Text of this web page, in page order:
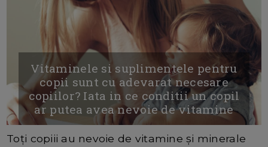
Vitaminele si suplimentele pentru
copii sunt cu adevarat necesare
copiilor? Iata in ce conditii un copil
ar putea avea nevoie de vitamine
Toți copiii au nevoie de vitamine și minerale